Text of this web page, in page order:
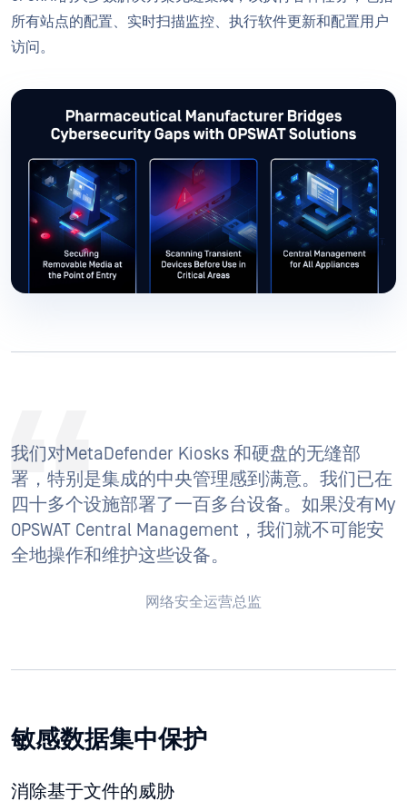
所有站点的配置、实时扫描监控、执行软件更新和配置用户
访问。
我们对MetaDefender Kiosks 和硬盘的无缝部
署，特别是集成的中央管理感到满意。我们已在
四十多个设施部署了一百多台设备。如果没有My
OPSWAT Central Management，我们就不可能安
全地操作和维护这些设备。
网络安全运营总监
敏感数据集中保护
消除基于文件的威胁